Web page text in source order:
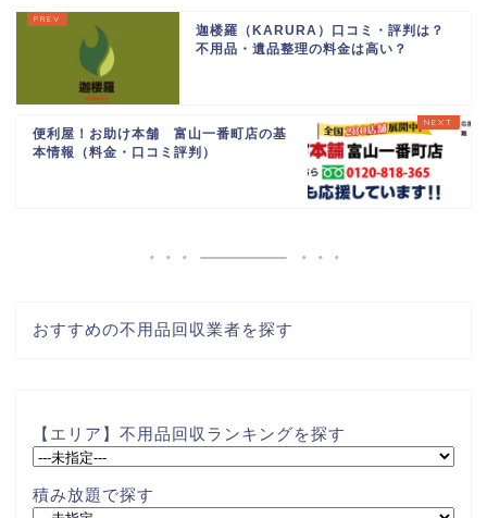
迦楼羅（KARURA）口コミ・評判は？
不用品・遺品整理の料金は高い？
便利屋！お助け本舗 富山一番町店の基
本情報（料金・口コミ評判）
おすすめの不用品回収業者を探す
【エリア】不用品回収ランキングを探す
積み放題で探す